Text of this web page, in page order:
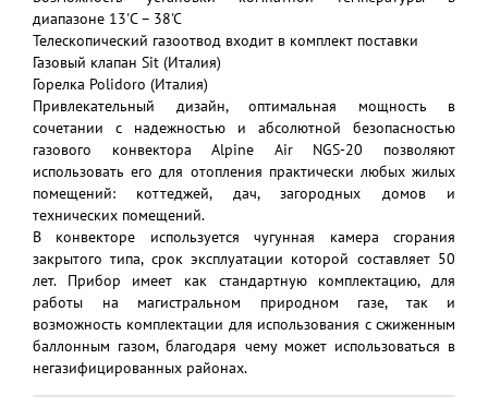
диапазоне 13'C – 38'C
Телескопический газоотвод входит в комплект поставки
Газовый клапан Sit (Италия)
Горелка Polidoro (Италия)
Привлекательный дизайн, оптимальная мощность в
сочетании с надежностью и абсолютной безопасностью
газового конвектора Alpine Air NGS-20 позволяют
использовать его для отопления практически любых жилых
помещений: коттеджей, дач, загородных домов и
технических помещений.
В конвекторе используется чугунная камера сгорания
закрытого типа, срок эксплуатации которой составляет 50
лет. Прибор имеет как стандартную комплектацию, для
работы на магистральном природном газе, так и
возможность комплектации для использования с сжиженным
баллонным газом, благодаря чему может использоваться в
негазифицированных районах.